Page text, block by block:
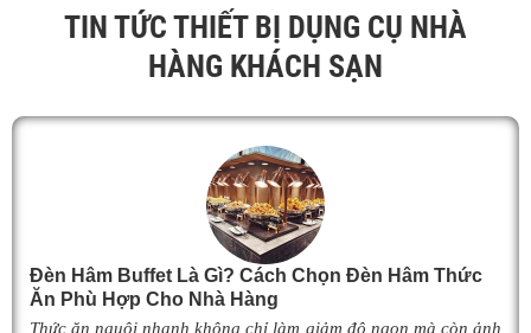
TIN TỨC THIẾT BỊ DỤNG CỤ NHÀ
HÀNG KHÁCH SẠN
Đèn Hâm Buffet Là Gì? Cách Chọn Đèn Hâm Thức
Ăn Phù Hợp Cho Nhà Hàng
Thức ăn nguội nhanh không chỉ làm giảm độ ngon mà còn ảnh